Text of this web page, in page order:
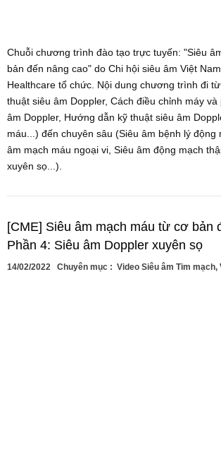
Chuỗi chương trình đào tạo trực tuyến: "Siêu
bản đến nâng cao" do Chi hội siêu âm Việt
Healthcare tổ chức. Nội dung chương trình đi
thuật siêu âm Doppler, Cách điều chỉnh máy
âm Doppler, Hướng dẫn kỹ thuật siêu âm
máu...) đến chuyên sâu (Siêu âm bệnh lý động
âm mạch máu ngoại vi, Siêu âm động mạch
xuyên sọ...).
[CME] Siêu âm mạch máu từ cơ bản
Phần 4: Siêu âm Doppler xuyên sọ
14/02/2022 Chuyên mục : Video Siêu âm Tim mạch,